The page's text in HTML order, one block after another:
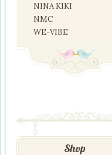
NINA KIKI
NMC
WE-VIBE
Shop